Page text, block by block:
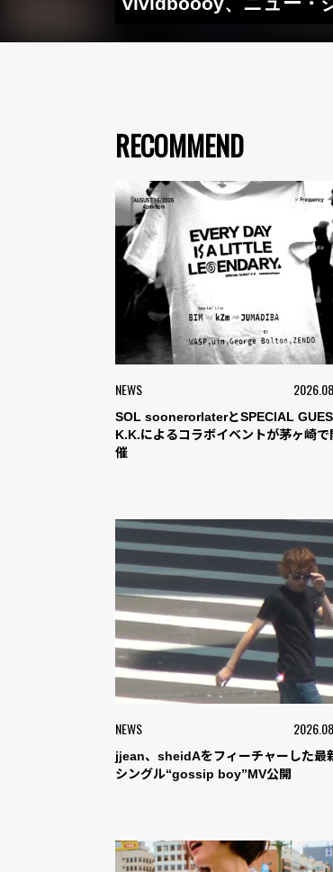
RECOMMEND
NEWS
SOL soonerorlaterとSPECIAL
K.K.によるコラボイベントが茅ヶ崎で
催
NEWS
jjean、sheidAをフィーチャーした最
シングル“gossip boy”MV公開